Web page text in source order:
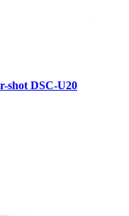
shot DSC-U20